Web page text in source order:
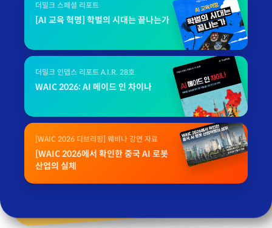
더밀크 스페셜 리포트
[AI 교육 혁명] 학벌의 시대는 끝나는가
더밀크 인뎁스 리포트 A.I.R. 28호
WAIC 2026: AI 메이드 인 차이나
[WAIC 2026 디브리핑] 웨비나 강연 자료
[WAIC 2026에서 확인한 중국 AI 로봇
산업의 실체